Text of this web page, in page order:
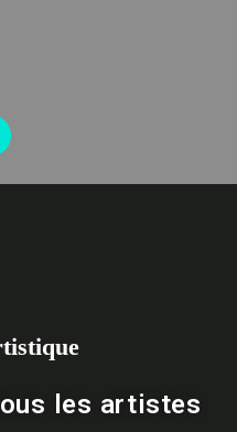
les artistes